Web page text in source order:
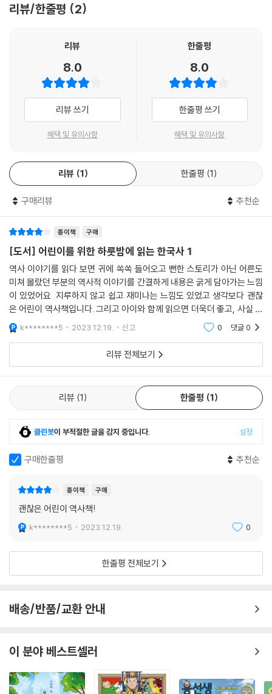
◆668년 : 고구려 멸망
· 중국 고대 소설 속 연개소문
· 고구려 사람들의 눈물
3 삼국 통일을 거쳐 남북국 시대로!
◆676년 : 신라의 삼국 통일
가장 후진국이던 신라가 삼국을 통일한 비결 112
· 신라 사람들을 하나로 뭉치게 한 세속 오계
괘릉 무인석의 비밀 118
· 동양과 서양이 만나던 길, 실크로드
◆698년 : 발해 건국
발해는 왜 오랫동안 우리 역사가 아니었을까· 124
· 우리 역사를 빼앗기위한 중국의 음모, 동북 공정
· 말갈족은 우리 민족과 어떤 관계가 있을까?
발해 사람들이 기독교를 믿었다고· 130
· 뭐, 신라에서도 기독교 흔적이 보인다고?
◆617년~686년 : 원효 대사, 불교를 퍼뜨리다
으아악, 깨달음을 준 게 해골 물이었다고· 138
· 당나라로 함께 떠났던 의상은 어떤 사람일까?
· 설총은 이두를 어떻게 발명했을까?
◆800(?)년~846년 : 신라를 무역 강국으로 키운 장보고
· 청해진과 오늘날의 무역 항구
· 장보고가 없는 청해진
◆901년~918년 : 후고구려의 건국과 멸망
버려진 신라의 왕자에서 후고구려의 왕으로 152
◆900년~936년 : 후백제의 건국과 멸망
· 신라왕이 스스로 목숨을 끊은 게 견훤 때문이라고?
· 견훤을 도운 신라의 6두품 지식인
◆918년~936년 : 고려를 건국하고 후삼국을 통일한 왕건
리뷰/한줄평 2
리뷰
8.0
리뷰 쓰기
혜택 및 유의사항
한줄평
8.0
한줄평 쓰기
혜택 및 유의사항
리뷰 1 한줄평 1
구매리뷰 추천순
종이책 구매
[도서] 어린이를 위한 하룻밤에 읽는 한국사 1
역사 이야기를 읽다 보면 귀에 쏙쏙 들어오고 뻔한 스토리가 아닌 어른도
미쳐 몰랐던 부분의 역사적 이야기를 간결하게 내용은 굵게 담아가는 느낌
이 있었어요 지루하지 않고 쉽고 재미나는 느낌도 있었고 생각보다 괜찮
은 어린이 역사책입니다. 그리고 아이와 함께 읽으면 더욱더 좋고, 사실 역
사 공부하는데 상상력이 필요하기 떄문에 기록되지 못한 역사적 사실, 혹
은 기록된
k********5 2023.12.19. 신고 0 댓글0
리뷰 전체보기
리뷰 1 한줄평 1
클린봇이 부적절한 글을 감지 중입니다. 설정
구매한줄평 추천순
종이책 구매
괜찮은 어린이 역사책!
k********5 2023.12.19. 0
한줄평 전체보기
배송/반품/교환 안내
이 분야 베스트셀러